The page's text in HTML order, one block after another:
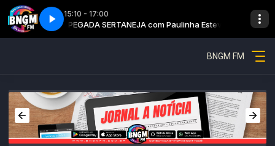
15:10 - 17:00
Esteves PEGADA SERTANEJA com Paulinha Esteves
Pegada sertaneja - Parte 1
BNGM FM